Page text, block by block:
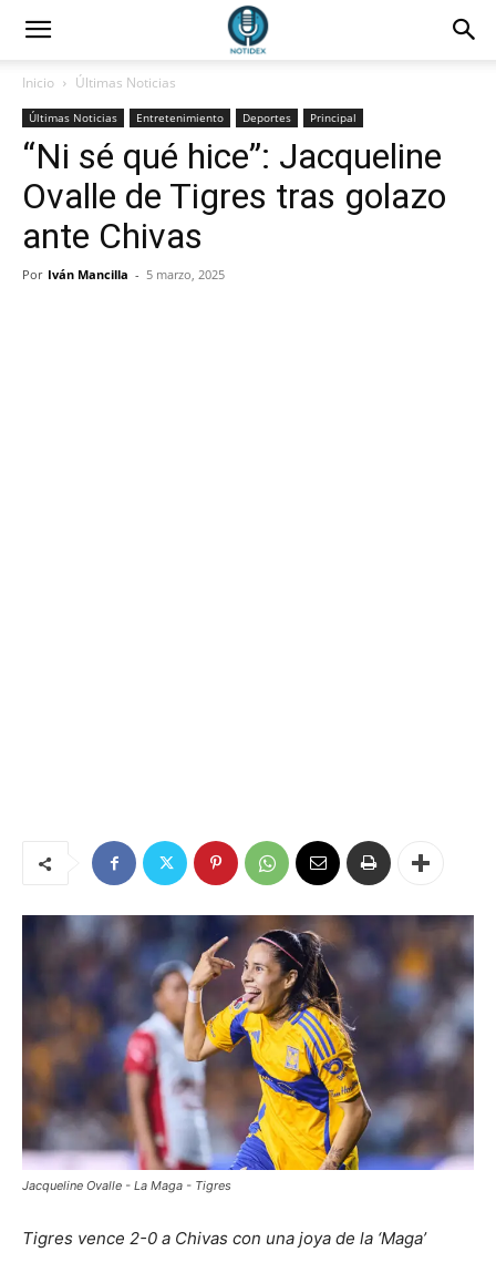
Inicio Últimas Noticias
Últimas Noticias Entretenimiento Deportes Principal
“Ni sé qué hice”: Jacqueline
Ovalle de Tigres tras golazo
ante Chivas
Por Iván Mancilla - 5 marzo, 2025
Jacqueline Ovalle - La Maga - Tigres
Tigres vence 2-0 a Chivas con una joya de la ‘Maga’